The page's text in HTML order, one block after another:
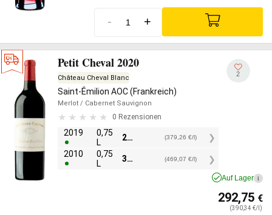
- +
Petit Cheval 2020
Château Cheval Blanc
Saint-Émilion AOC (Frankreich)
Merlot / Cabernet Sauvignon
0 Rezensionen
2019
0,75
L
284,45 (379,26 €/l)
2010
0,75
L
351,80 (469,07 €/l)
2
Auf Lager i
292,75 €
(390,34 €/l)